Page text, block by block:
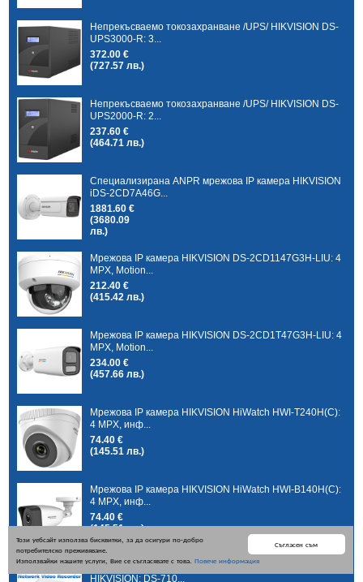
Съгласен съм
Този уебсайт използва бисквитки, за да осигури по-добро
потребителско преживяване.
Използвайки нашите услуги, Вие се съгласявате с това. Повече информация
Непрекъсваемо токозахранване /UPS/ HIKVISION DS-
UPS3000-R: 3...
372.00 €
(727.57 лв.)
Непрекъсваемо токозахранване /UPS/ HIKVISION DS-
UPS2000-R: 2...
237.60 €
(464.71 лв.)
Специализирана ANPR мрежова IP камера HIKVISION
iDS-2CD7A46G...
1881.60 €
(3680.09
лв.)
Мрежова IP камера HIKVISION DS-2CD1147G3H-LIU: 4
MPX, Motion...
212.40 €
(415.42 лв.)
Мрежова IP камера HIKVISION DS-2CD1T47G3H-LIU: 4
MPX, Motion...
234.00 €
(457.66 лв.)
Мрежова IP камера HIKVISION HiWatch HWI-T240H(C):
4 MPX, инф...
74.40 €
(145.51 лв.)
Мрежова IP камера HIKVISION HiWatch HWI-B140H(C):
4 MPX, инф...
74.40 €
(145.51 лв.)
8 канален бюджетен IP мрежов видеорекордер
HIKVISION: DS-710...